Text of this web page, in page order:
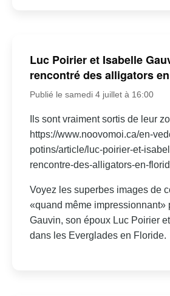
Luc Poirier et Isabelle
rencontré des alligators
Publié le samedi 4 juillet à 16:00
Ils sont vraiment sortis de leur
https://www.noovomoi.ca/en-
potins/article/luc-poirier-et-
rencontre-des-alligators-en-
Voyez les superbes images de
«quand même impressionnant»
Gauvin, son époux Luc Poirier
dans les Everglades en Floride.